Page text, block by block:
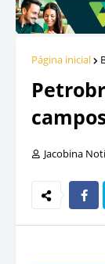
Página inicial
Jacobina